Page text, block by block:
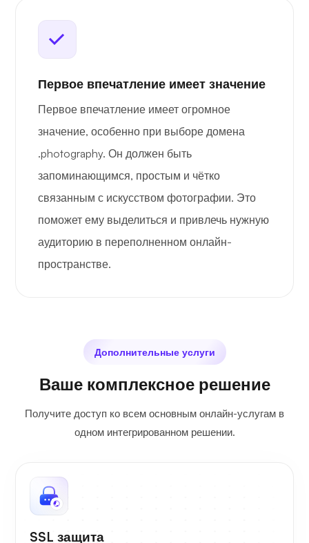
Первое впечатление имеет значение
Первое впечатление имеет огромное
значение, особенно при выборе домена
.photography. Он должен быть
запоминающимся, простым и чётко
связанным с искусством фотографии. Это
поможет ему выделиться и привлечь нужную
аудиторию в переполненном онлайн-
пространстве.
Дополнительные услуги
Ваше комплексное решение
Получите доступ ко всем основным онлайн-услугам в
одном интегрированном решении.
SSL защита